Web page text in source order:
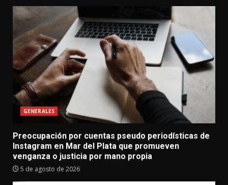
GENERALES
Preocupación por cuentas pseudo periodísticas de
Instagram en Mar del Plata que promueven
venganza o justicia por mano propia
5 de agosto de 2026